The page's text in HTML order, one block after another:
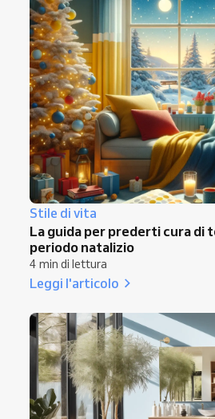
Stile di vita
La guida per prederti cura di
periodo natalizio
4 min di lettura
Leggi l'articolo